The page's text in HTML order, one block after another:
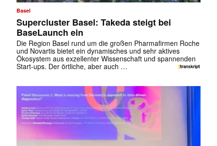
Basel
Supercluster Basel: Takeda steigt bei
BaseLaunch ein
Die Region Basel rund um die großen Pharmafirmen Roche
und Novartis bietet ein dynamisches und sehr aktives
Ökosystem aus exzellenter Wissenschaft und spannenden
Start-ups. Der örtliche, aber auch …